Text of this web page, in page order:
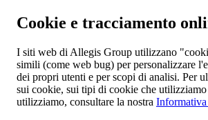
Cookie e tracciamento
I siti web di Allegis Group utilizzano
simili (come web bug) per personalizzare
dei propri utenti e per scopi di analisi. Per
sui cookie, sui tipi di cookie che utilizziamo
utilizziamo, consultare la nostra